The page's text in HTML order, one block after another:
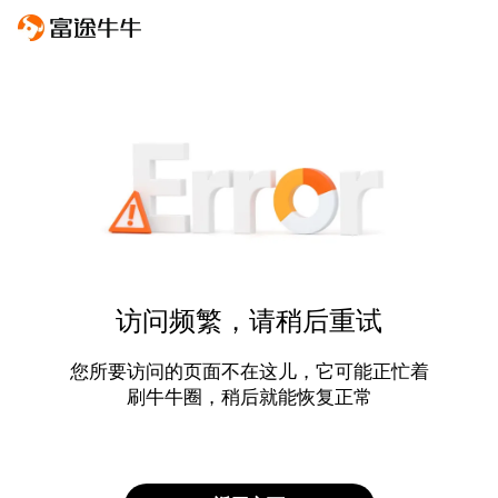
访问频繁，请稍后重试
您所要访问的页面不在这儿，它可能正忙着
刷牛牛圈，稍后就能恢复正常